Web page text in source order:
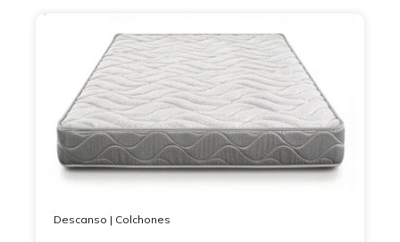
Descanso | Colchones